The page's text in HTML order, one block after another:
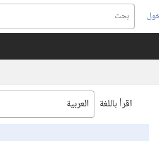
اقرأ باللغة